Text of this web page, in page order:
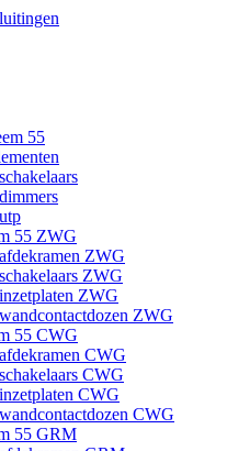
55
55 ZWG
ZWG
ZWG
ZWG
ZWG
55 CWG
CWG
CWG
CWG
CWG
55 GRM